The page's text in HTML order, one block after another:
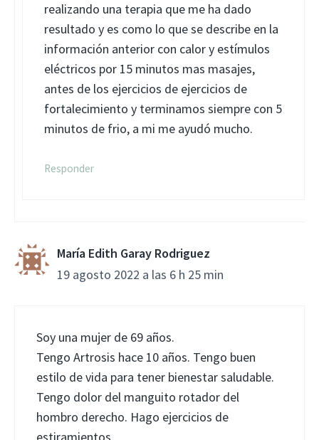
realizando una terapia que me ha dado
resultado y es como lo que se describe en la
información anterior con calor y estímulos
eléctricos por 15 minutos mas masajes,
antes de los ejercicios de ejercicios de
fortalecimiento y terminamos siempre con 5
minutos de frio, a mi me ayudó mucho.
Responder
María Edith Garay Rodriguez
19 agosto 2022 a las 6 h 25 min
Soy una mujer de 69 años.
Tengo Artrosis hace 10 años. Tengo buen
estilo de vida para tener bienestar saludable.
Tengo dolor del manguito rotador del
hombro derecho. Hago ejercicios de